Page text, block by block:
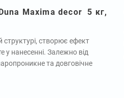
Maxima decor 5 кг,
створює ефект
у нанесенні. Залежно від
та довговічне